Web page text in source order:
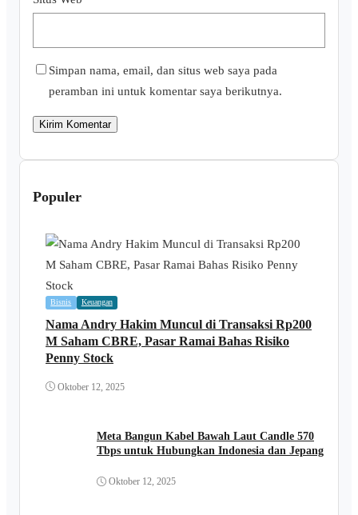
Simpan nama, email, dan situs web saya pada
peramban ini untuk komentar saya berikutnya.
Populer
Bisnis Keuangan
Nama Andry Hakim Muncul di Transaksi Rp200
M Saham CBRE, Pasar Ramai Bahas Risiko
Penny Stock
Oktober 12, 2025
Meta Bangun Kabel Bawah Laut Candle 570
Tbps untuk Hubungkan Indonesia dan Jepang
Oktober 12, 2025